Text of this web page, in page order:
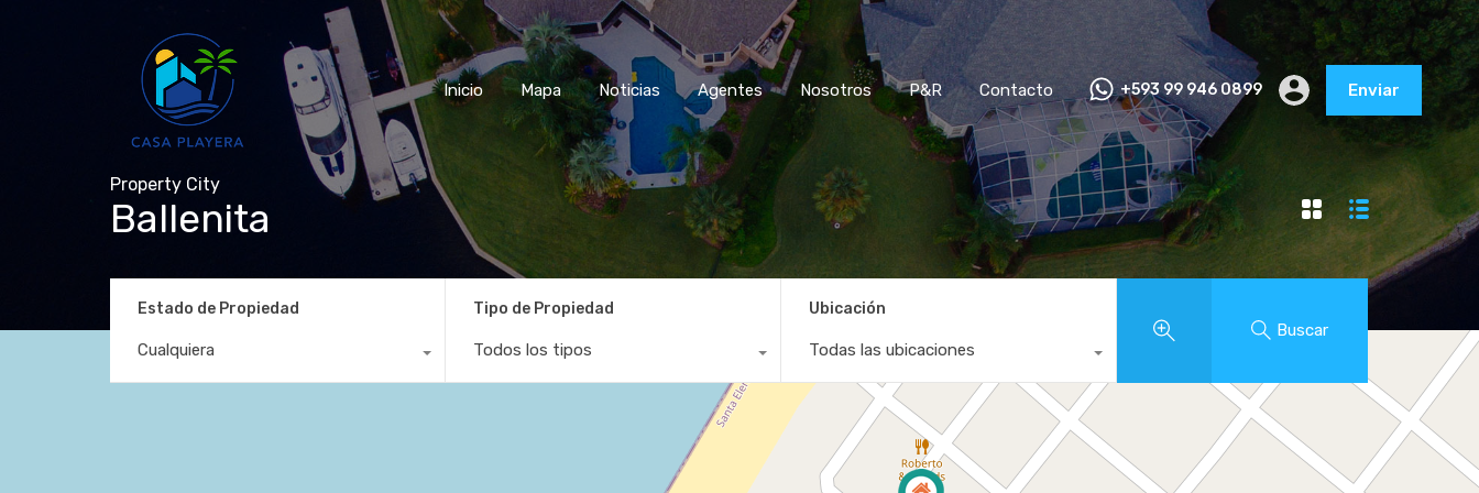
Inicio Mapa Noticias Agentes Nosotros P&R Contacto +593 99 946 0899 Enviar
Property City
Ballenita
Estado de Propiedad
Cualquiera
Tipo de Propiedad
Todos los tipos
Ubicación
Todas las ubicaciones
Buscar